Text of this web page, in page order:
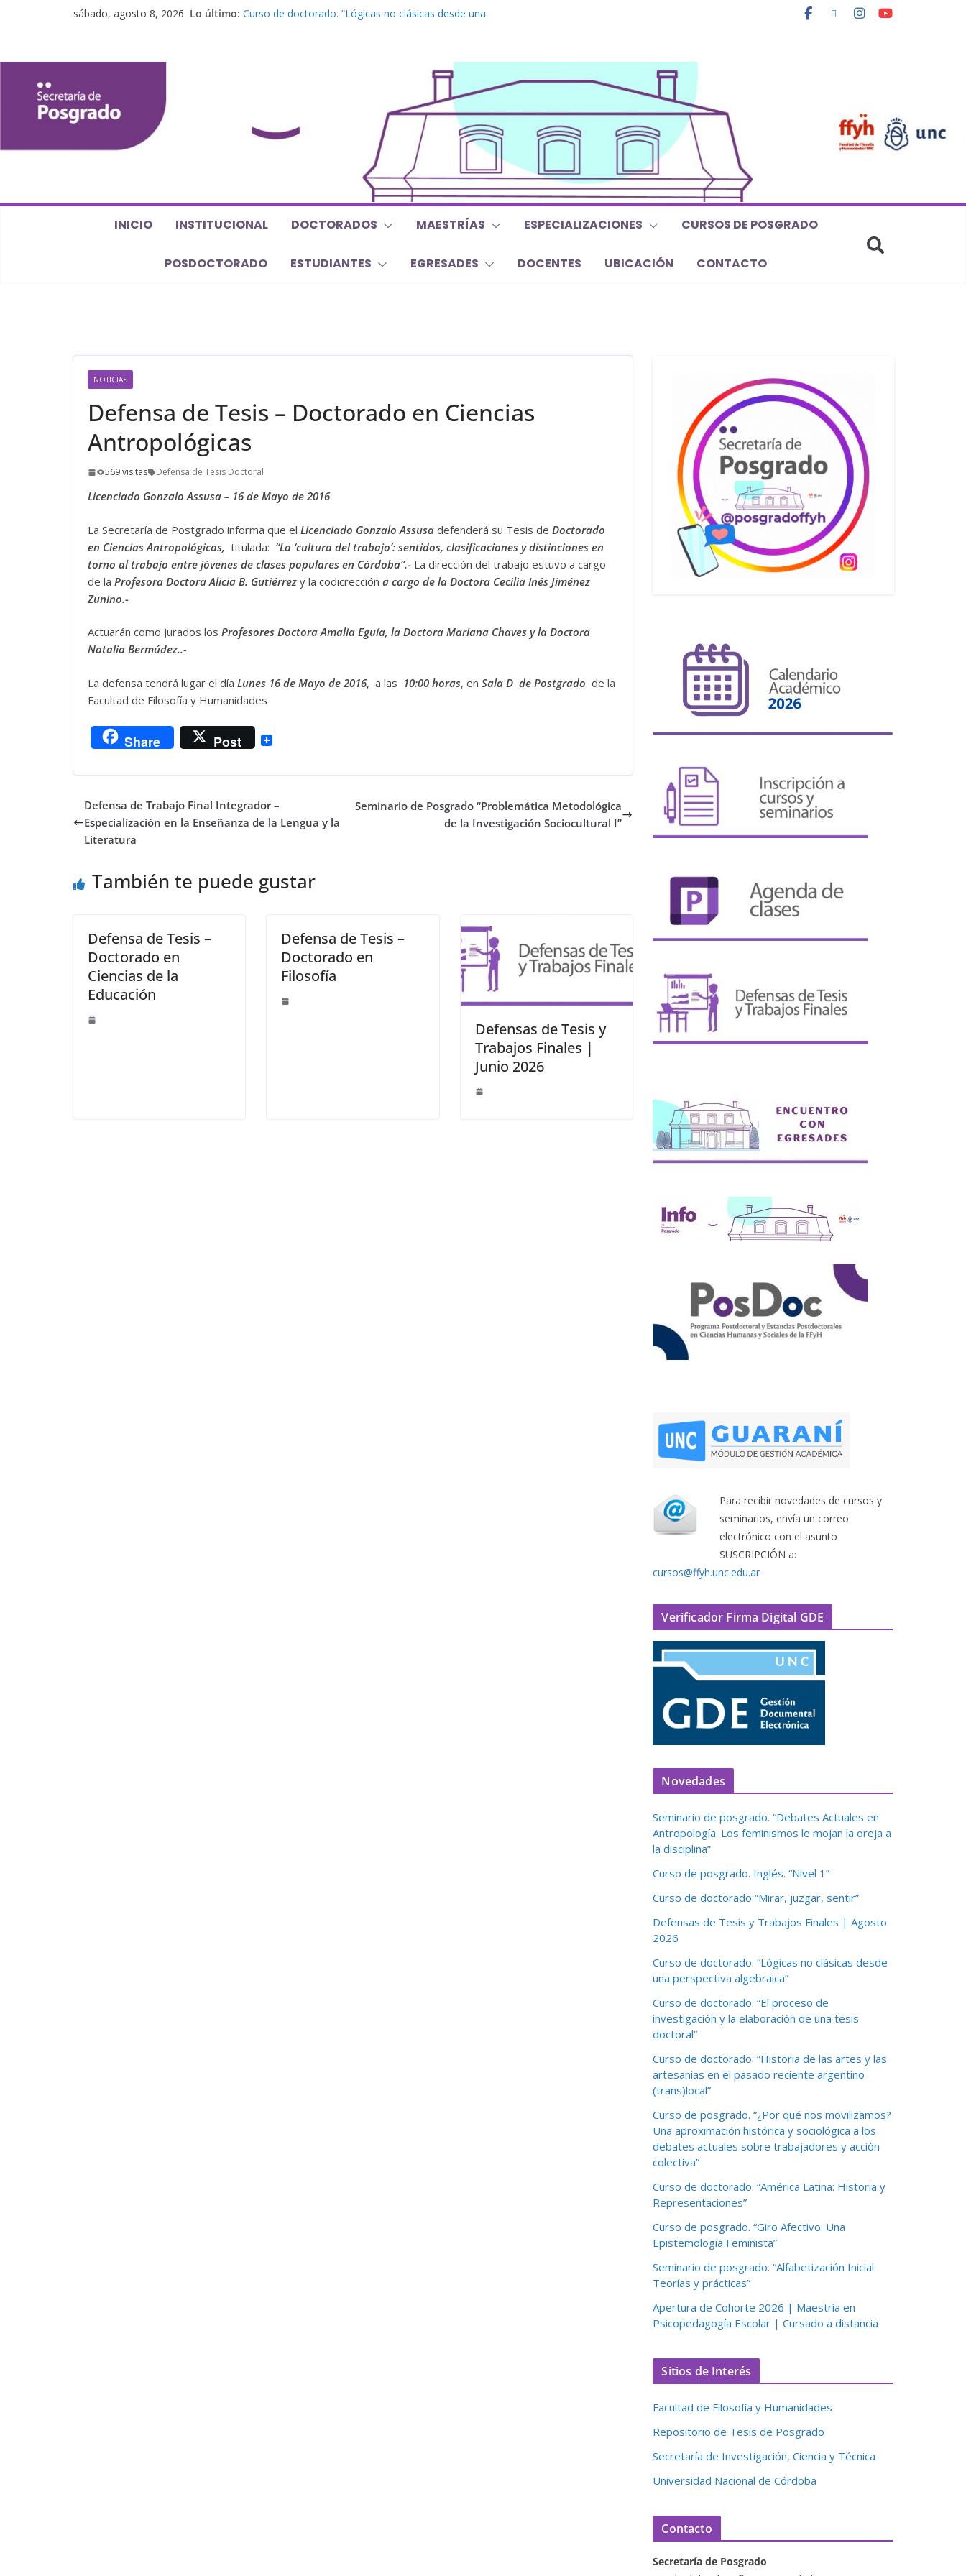
sábado, agosto 8, 2026 Lo último: Curso de doctorado. “Lógicas no clásicas desde una
Defensas de Tesis y Trabajos Finales | Agosto 2026
INICIO INSTITUCIONAL DOCTORADOS MAESTRÍAS ESPECIALIZACIONES CURSOS DE POSGRADO
POSDOCTORADO ESTUDIANTES EGRESADES DOCENTES UBICACIÓN CONTACTO
NOTICIAS
Defensa de Tesis – Doctorado en Ciencias
Antropológicas
569 visitas Defensa de Tesis Doctoral
Licenciado Gonzalo Assusa – 16 de Mayo de 2016
La Secretaría de Postgrado informa que el Licenciado Gonzalo Assusa defenderá su Tesis de Doctorado
en Ciencias Antropológicas, titulada: “La ‘cultura del trabajo’: sentidos, clasificaciones y distinciones en
torno al trabajo entre jóvenes de clases populares en Córdoba”.- La dirección del trabajo estuvo a cargo
de la Profesora Doctora Alicia B. Gutiérrez y la codicrección a cargo de la Doctora Cecilia Inés Jiménez
Zunino.-
Actuarán como Jurados los Profesores Doctora Amalia Eguía, la Doctora Mariana Chaves y la Doctora
Natalia Bermúdez..-
La defensa tendrá lugar el día Lunes 16 de Mayo de 2016, a las 10:00 horas, en Sala D de Postgrado de la
Facultad de Filosofía y Humanidades
Share Post
Defensa de Trabajo Final Integrador –
Especialización en la Enseñanza de la Lengua y la
Literatura
Seminario de Posgrado “Problemática Metodológica
de la Investigación Sociocultural I”
También te puede gustar
Defensa de Tesis –
Doctorado en
Ciencias de la
Educación
Defensa de Tesis –
Doctorado en
Filosofía
Defensas de Tesis y
Trabajos Finales |
Junio 2026
Para recibir novedades de cursos y
seminarios, envía un correo
electrónico con el asunto
SUSCRIPCIÓN a:
cursos@ffyh.unc.edu.ar
Verificador Firma Digital GDE
Novedades
Seminario de posgrado. “Debates Actuales en
Antropología. Los feminismos le mojan la oreja a
la disciplina”
Curso de posgrado. Inglés. “Nivel 1”
Curso de doctorado “Mirar, juzgar, sentir”
Defensas de Tesis y Trabajos Finales | Agosto
2026
Curso de doctorado. “Lógicas no clásicas desde
una perspectiva algebraica”
Curso de doctorado. “El proceso de
investigación y la elaboración de una tesis
doctoral”
Curso de doctorado. “Historia de las artes y las
artesanías en el pasado reciente argentino
(trans)local”
Curso de posgrado. “¿Por qué nos movilizamos?
Una aproximación histórica y sociológica a los
debates actuales sobre trabajadores y acción
colectiva”
Curso de doctorado. “América Latina: Historia y
Representaciones”
Curso de posgrado. “Giro Afectivo: Una
Epistemología Feminista”
Seminario de posgrado. “Alfabetización Inicial.
Teorías y prácticas”
Apertura de Cohorte 2026 | Maestría en
Psicopedagogía Escolar | Cursado a distancia
Sitios de Interés
Facultad de Filosofía y Humanidades
Repositorio de Tesis de Posgrado
Secretaría de Investigación, Ciencia y Técnica
Universidad Nacional de Córdoba
Contacto
Secretaría de Posgrado